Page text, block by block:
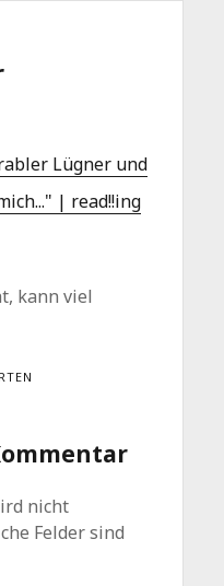
Lügner und
| read!!ing
kann viel
nicht
Felder sind